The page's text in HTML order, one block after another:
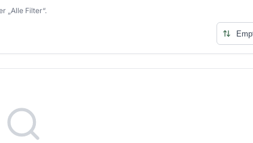
„Alle Filter“.